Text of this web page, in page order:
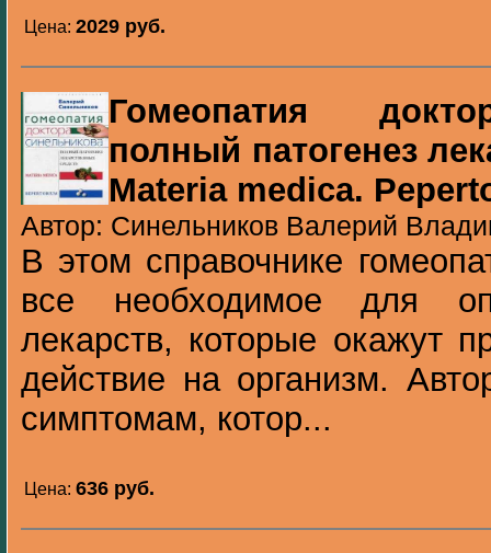
Цена: 2029 pуб.
Гомеопатия
полный патогенез
Materia medica.
Автор: Синельников Валерий
В этом справочнике
все необходимое для
лекарств, которые окажут
действие на организм.
симптомам, котор...
Цена: 636 pуб.